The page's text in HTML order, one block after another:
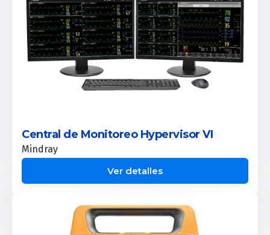
Central de Monitoreo Hypervisor VI
Mindray
Ver detalles